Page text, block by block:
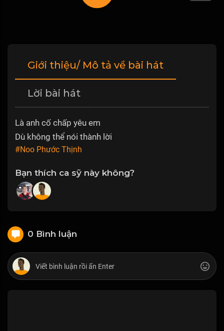
Giới thiệu/ Mô tả về bài hát
Lời bài hát
Là anh cố chấp yêu em
Dù không thể nói thành lời
#Noo Phước Thịnh
Bạn thích ca sỹ này không?
0 Bình luận